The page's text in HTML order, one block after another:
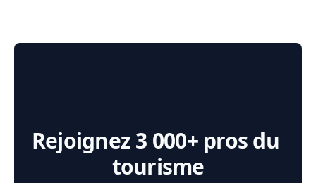
Rejoignez 3 000+ pros du
tourisme